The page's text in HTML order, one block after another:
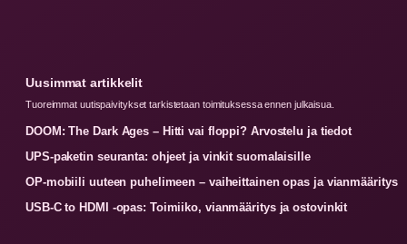
Uusimmat artikkelit
Tuoreimmat uutispaivitykset tarkistetaan toimituksessa ennen julkaisua.
DOOM: The Dark Ages – Hitti vai floppi? Arvostelu ja tiedot
UPS-paketin seuranta: ohjeet ja vinkit suomalaisille
OP-mobiili uuteen puhelimeen – vaiheittainen opas ja vianmääritys
USB-C to HDMI -opas: Toimiiko, vianmääritys ja ostovinkit